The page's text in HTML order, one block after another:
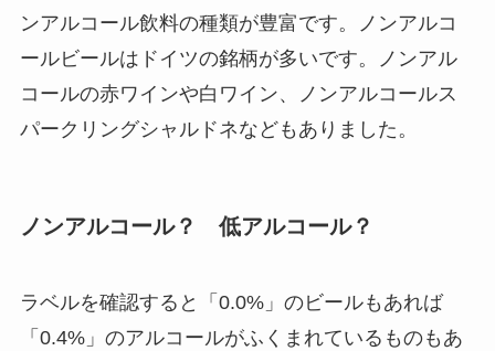
ンアルコール飲料の種類が豊富です。
ノンアルコ
ールビールはドイツの銘柄が多いです。ノンアル
コールの赤ワインや白ワイン、ノンアルコールス
パークリングシャルドネなどもありました。
ノンアルコール？ 低アルコール？
ラベルを確認すると「0.0%」のビールもあれば
「0.4%」のアルコールがふくまれているものもあ